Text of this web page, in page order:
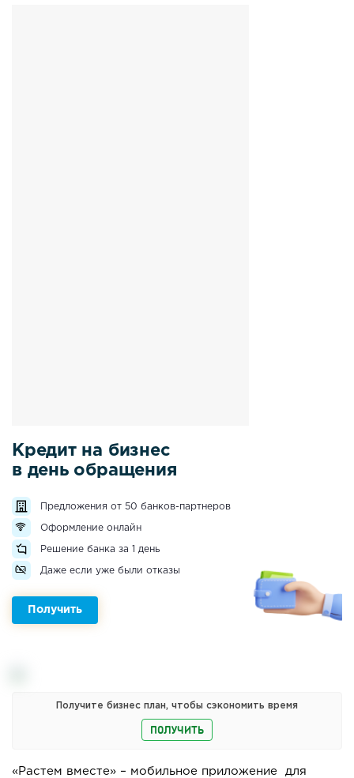
Кредит на бизнес
в день обращения
Предложения от 50 банков-партнеров
Оформление онлайн
Решение банка за 1 день
Даже если уже были отказы
Получить
Получите бизнес план, чтобы сэкономить время
ПОЛУЧИТЬ
«Растем вместе» – мобильное приложение для